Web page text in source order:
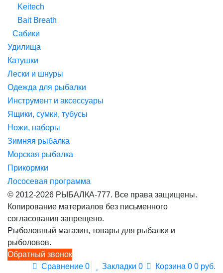
Keitech
Bait Breath
Сабики
Удилища
Катушки
Лески и шнуры
Одежда для рыбалки
Инструмент и аксессуары
Ящики, сумки, тубусы
Ножи, наборы
Зимняя рыбалка
Морская рыбалка
Прикормки
Лососевая программа
© 2012-2026 РЫБАЛКА-777. Все права защищены.
Копирование материалов без письменного
согласования запрещено.
Рыболовный магазин, товары для рыбалки и
рыболовов.
Обратный звонок
Сравнение 0 Закладки 0 Корзина 0 0 руб.